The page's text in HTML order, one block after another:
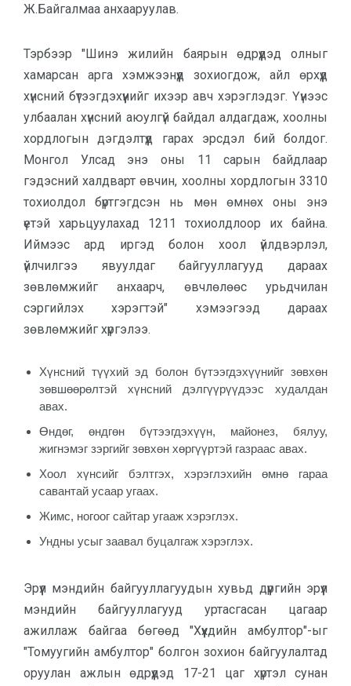
Ж.Байгалмаа анхааруулав.
Тэрбээр "Шинэ жилийн баярын өдрүүдэд олныг
хамарсан арга хэмжээнүүд зохиогдож, айл өрхүүд
хүнсний бүтээгдэхүүнийг ихээр авч хэрэглэдэг. Үүнээс
улбаалан хүнсний аюулгүй байдал алдагдаж, хоолны
хордлогын дэгдэлтүүд гарах эрсдэл бий болдог.
Монгол Улсад энэ оны 11 сарын байдлаар
гэдэсний халдварт өвчин, хоолны хордлогын 3310
тохиолдол бүртгэгдсэн нь мөн өмнөх оны энэ
үетэй харьцуулахад 1211 тохиолдлоор их байна.
Иймээс ард иргэд болон хоол үйлдвэрлэл,
үйлчилгээ явуулдаг байгууллагууд дараах
зөвлөмжийг анхаарч, өвчлөлөөс урьдчилан
сэргийлэх хэрэгтэй" хэмээгээд дараах
зөвлөмжийг хүргэлээ.
Хүнсний түүхий эд болон бүтээгдэхүүнийг зөвхөн
зөвшөөрөлтэй хүнсний дэлгүүрүүдээс худалдан
авах.
Өндөг, өндгөн бүтээгдэхүүн, майонез, бялуу,
жигнэмэг зэргийг зөвхөн хөргүүртэй газраас авах.
Хоол хүнсийг бэлтгэх, хэрэглэхийн өмнө гараа
савантай усаар угаах.
Жимс, ногоог сайтар угааж хэрэглэх.
Ундны усыг заавал буцалгаж хэрэглэх.
Эрүүл мэндийн байгууллагуудын хувьд дүүргийн эрүүл
мэндийн байгууллагууд уртасгасан цагаар
ажиллаж байгаа бөгөөд "Хүүхдийн амбултор"-ыг
"Томуугийн амбултор" болгон зохион байгуулалтад
оруулан ажлын өдрүүдэд 17-21 цаг хүртэл сунан